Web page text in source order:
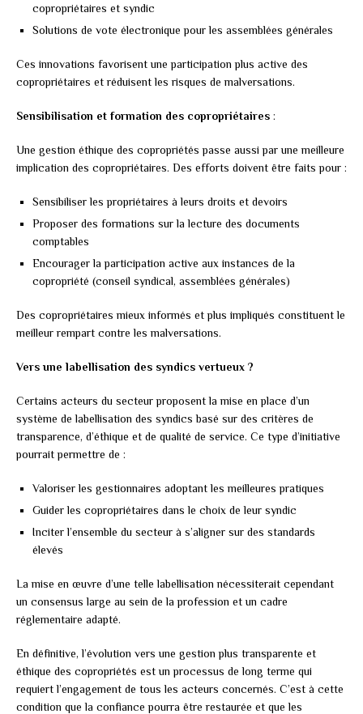
copropriétaires et syndic
Solutions de vote électronique pour les assemblées générales
Ces innovations favorisent une participation plus active des
copropriétaires et réduisent les risques de malversations.
Sensibilisation et formation des copropriétaires :
Une gestion éthique des copropriétés passe aussi par une meilleure
implication des copropriétaires. Des efforts doivent être faits pour :
Sensibiliser les propriétaires à leurs droits et devoirs
Proposer des formations sur la lecture des documents
comptables
Encourager la participation active aux instances de la
copropriété (conseil syndical, assemblées générales)
Des copropriétaires mieux informés et plus impliqués constituent le
meilleur rempart contre les malversations.
Vers une labellisation des syndics vertueux ?
Certains acteurs du secteur proposent la mise en place d’un
système de labellisation des syndics basé sur des critères de
transparence, d’éthique et de qualité de service. Ce type d’initiative
pourrait permettre de :
Valoriser les gestionnaires adoptant les meilleures pratiques
Guider les copropriétaires dans le choix de leur syndic
Inciter l’ensemble du secteur à s’aligner sur des standards
élevés
La mise en œuvre d’une telle labellisation nécessiterait cependant
un consensus large au sein de la profession et un cadre
réglementaire adapté.
En définitive, l’évolution vers une gestion plus transparente et
éthique des copropriétés est un processus de long terme qui
requiert l’engagement de tous les acteurs concernés. C’est à cette
condition que la confiance pourra être restaurée et que les